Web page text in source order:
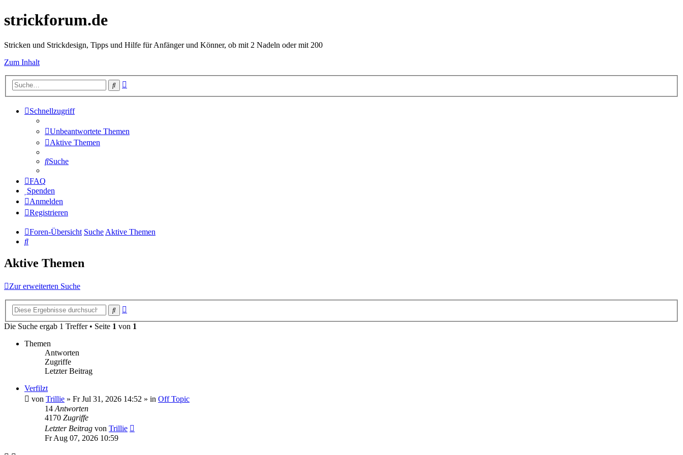
strickforum.de
Stricken und Strickdesign, Tipps und Hilfe für Anfänger und Könner, ob mit 2 Nadeln oder mit 200
Zum Inhalt
Suche
Schnellzugriff
Unbeantwortete Themen
Aktive Themen
Suche
FAQ
Spenden
Anmelden
Registrieren
Foren-Übersicht SucheAktive Themen
Suche
Aktive Themen
Zur erweiterten Suche
Suche
Die Suche ergab 1 Treffer • Seite 1 von 1
Themen
Antworten
Zugriffe
Letzter Beitrag
Verfilzt
von Trillie » Fr Jul 31, 2026 14:52 » in Off Topic
14 Antworten
4170 Zugriffe
Letzter Beitrag von Trillie
Fr Aug 07, 2026 10:59